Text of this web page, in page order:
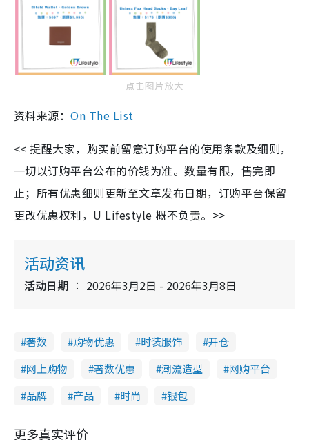
点击图片放大
资料来源：On The List
<< 提醒大家，购买前留意订购平台的使用条款及细则，
一切以订购平台公布的价钱为准。数量有限，售完即
止；所有优惠细则更新至文章发布日期，订购平台保留
更改优惠权利，U Lifestyle 概不负责。>>
活动资讯
活动日期 2026年3月2日 - 2026年3月8日
著数 购物优惠 时装服饰
开仓
网上购物
著数优惠 潮流造型
网购平台
品牌
产品 时尚 银包
更多真实评价